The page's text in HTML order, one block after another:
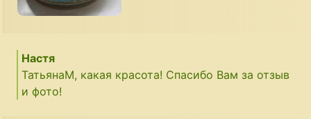
Настя
ТатьянаМ, какая красота! Спасибо Вам за отзыв
и фото!